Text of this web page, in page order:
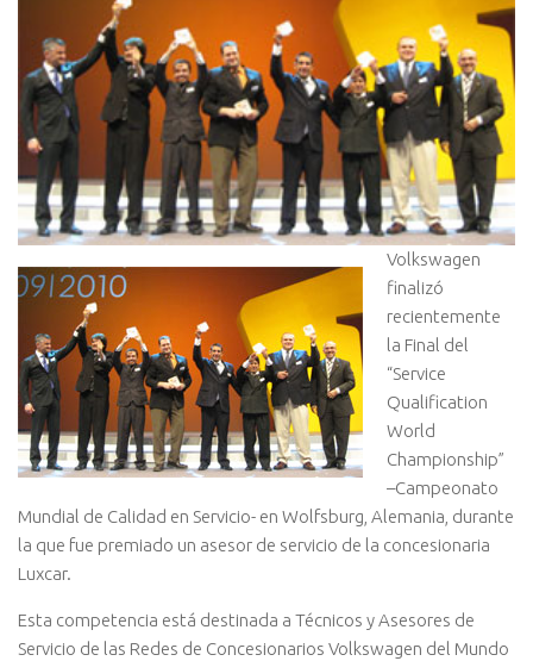
Volkswagen
finalizó
recientemente
la Final del
“Service
Qualification
World
Championship”
–Campeonato
Mundial de Calidad en Servicio- en Wolfsburg, Alemania, durante
la que fue premiado un asesor de servicio de la concesionaria
Luxcar.
Esta competencia está destinada a Técnicos y Asesores de
Servicio de las Redes de Concesionarios Volkswagen del Mundo